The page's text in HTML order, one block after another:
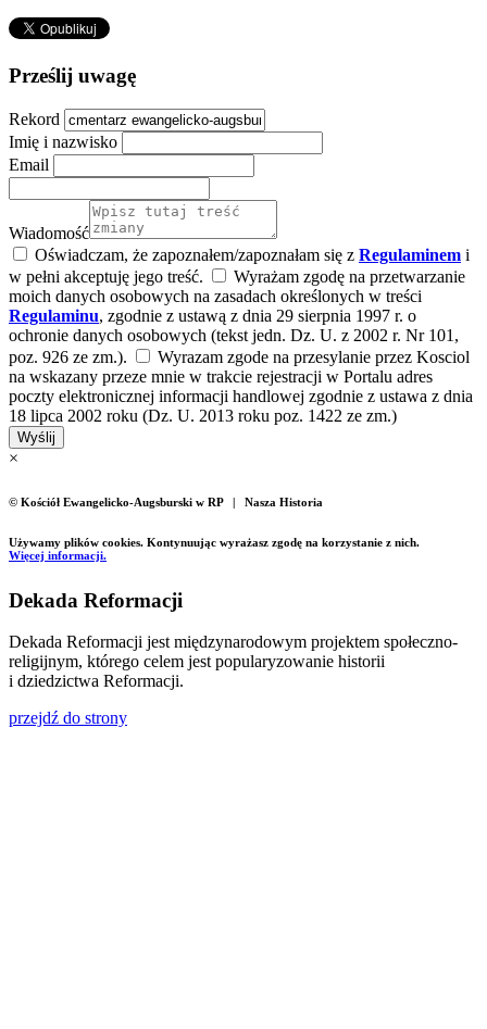
Prześlij uwagę
Rekord
Imię i nazwisko
Email
Wiadomość
Oświadczam, że zapoznałem/zapoznałam się z Regulaminem i
w pełni akceptuję jego treść.
Wyrażam zgodę na przetwarzanie
moich danych osobowych na zasadach określonych w treści
Regulaminu, zgodnie z ustawą z dnia 29 sierpnia 1997 r. o
ochronie danych osobowych (tekst jedn. Dz. U. z 2002 r. Nr 101,
poz. 926 ze zm.).
Wyrazam zgode na przesylanie przez Kosciol
na wskazany przeze mnie w trakcie rejestracji w Portalu adres
poczty elektronicznej informacji handlowej zgodnie z ustawa z dnia
18 lipca 2002 roku (Dz. U. 2013 roku poz. 1422 ze zm.)
Wyślij
×
© Kościół Ewangelicko-Augsburski w RP | Nasza Historia
Używamy plików cookies. Kontynuując wyrażasz zgodę na korzystanie z nich.
Więcej informacji.
Dekada Reformacji
Dekada Reformacji jest międzynarodowym projektem społeczno-
religijnym, którego celem jest popularyzowanie historii
i dziedzictwa Reformacji.
przejdź do strony